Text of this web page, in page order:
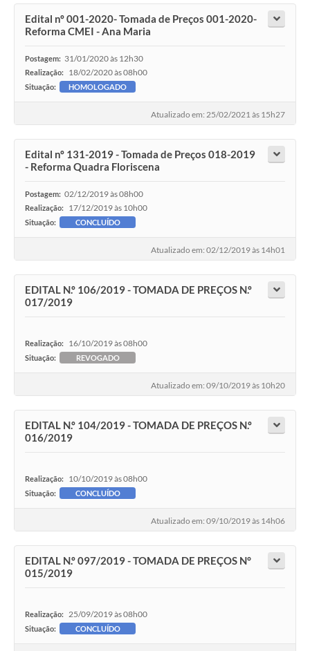
Edital nº 001-2020- Tomada de Preços 001-2020-
Reforma CMEI - Ana Maria
Postagem: 31/01/2020 às 12h30
Realização: 18/02/2020 às 08h00
Situação: HOMOLOGADO
Atualizado em: 25/02/2021 às 15h27
Edital nº 131-2019 - Tomada de Preços 018-2019
- Reforma Quadra Floriscena
Postagem: 02/12/2019 às 08h00
Realização: 17/12/2019 às 10h00
Situação: CONCLUÍDO
Atualizado em: 02/12/2019 às 14h01
EDITAL N.º 106/2019 - TOMADA DE PREÇOS N.º
017/2019
Realização: 16/10/2019 às 08h00
Situação: REVOGADO
Atualizado em: 09/10/2019 às 10h20
EDITAL N.º 104/2019 - TOMADA DE PREÇOS N.º
016/2019
Realização: 10/10/2019 às 08h00
Situação: CONCLUÍDO
Atualizado em: 09/10/2019 às 14h06
EDITAL N.º 097/2019 - TOMADA DE PREÇOS N°
015/2019
Realização: 25/09/2019 às 08h00
Situação: CONCLUÍDO